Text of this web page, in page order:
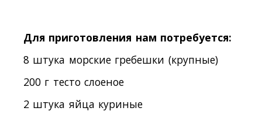
Для приготовления нам потребуется:
8 штука морские гребешки (крупные)
200 г тесто слоеное
2 штука яйца куриные